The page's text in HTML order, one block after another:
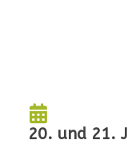
20. und 21.